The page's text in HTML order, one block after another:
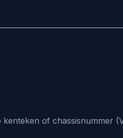
of chassisnummer